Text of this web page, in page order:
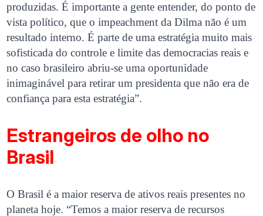
produzidas. É importante a gente entender, do ponto de
vista político, que o impeachment da Dilma não é um
resultado interno. É parte de uma estratégia muito mais
sofisticada do controle e limite das democracias reais e
no caso brasileiro abriu-se uma oportunidade
inimaginável para retirar um presidenta que não era de
confiança para esta estratégia”.
Estrangeiros de olho no
Brasil
O Brasil é a maior reserva de ativos reais presentes no
planeta hoje. “Temos a maior reserva de recursos